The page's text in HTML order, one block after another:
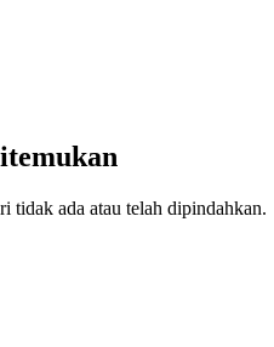
tidak ada atau telah dipindahkan.